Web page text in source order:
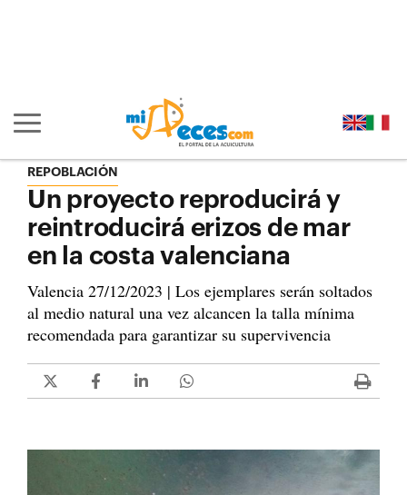
Mostrar/ocultar navegación principal
REPOBLACIÓN
Un proyecto reproducirá y
reintroducirá erizos de mar
en la costa valenciana
Valencia 27/12/2023 | Los ejemplares serán soltados
al medio natural una vez alcancen la talla mínima
recomendada para garantizar su supervivencia